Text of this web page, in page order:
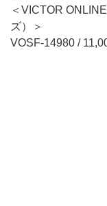
＜VICTOR
ズ）＞
VOSF-14980 /